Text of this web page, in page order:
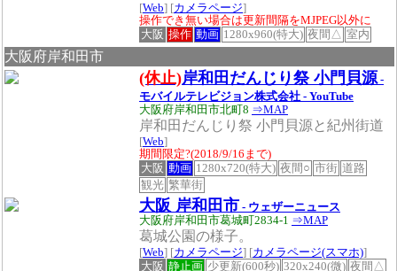
[Web] [カメラページ]
操作でき無い場合は更新間隔をMJPEG以外に
大阪 操作 動画 1280x960(特大) 夜間△ 室内
大阪府岸和田市
(休止)岸和田だんじり祭 小門貝源-
モバイルテレビジョン株式会社 - YouTube
大阪府岸和田市北町8 ⇒MAP
岸和田だんじり祭 小門貝源と紀州街道
[Web]
期間限定?(2018/9/16まで)
大阪 動画 1280x720(特大) 夜間○ 市街 道路
観光 繁華街
大阪 岸和田市 - ウェザーニュース
大阪府岸和田市葛城町2834-1 ⇒MAP
葛城公園の様子。
[Web] [カメラページ] [カメラページ(スマホ)]
大阪 静止画 少更新(600秒) 320x240(微) 夜間△